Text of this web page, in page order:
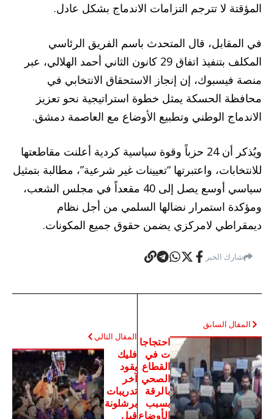
المؤقتة لا تترجم التزامات الاندماج بشكل عادل.
في المقابل، قال المتحدث باسم الفريق الرئاسي
المكلف بتنفيذ اتفاق 29 كانون الثاني أحمد الهلالي، عبر
منصة فيسبوك، إن إنجاز الاستحقاق الانتخابي في
محافظة الحسكة يمثل خطوة استراتيجية نحو تعزيز
الاندماج الوطني وتطبيع الأوضاع مع العاصمة دمشق.
ويُذكر أن 24 حزباً وقوة سياسية كردية أعلنت مقاطعتها
للانتخابات، واعتبرتها “تعيينات غير شرعية”، مطالبة بتمثيل
سياسي أوسع يصل إلى 40 مقعداً في مجلس الشعب،
ومؤكدة استمرار نضالها السلمي من أجل نظام
ديمقراطي لامركزي يضمن حقوق جميع المكونات.
شارك الخبر
المقال السابق
احتجاجا
ت في
القطاع
الصحي
بالرقة
بسبب
الأوضاع
المقال التالي
فليك
يقود
آخر
تدريبات
برشلونة
قبل